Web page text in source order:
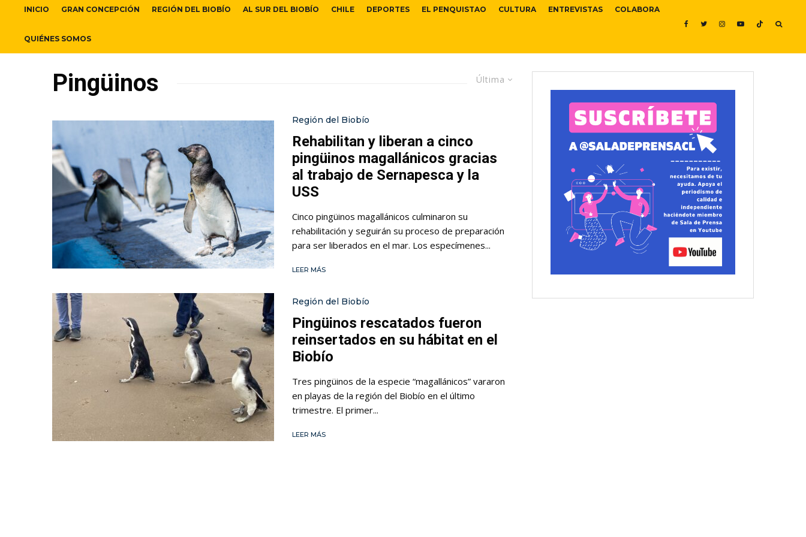
INICIO GRAN CONCEPCIÓN REGIÓN DEL BIOBÍO AL SUR DEL BIOBÍO CHILE DEPORTES EL PENQUISTAO CULTURA ENTREVISTAS COLABORA
QUIÉNES SOMOS
Última
Pingüinos
Región del Biobío
Rehabilitan y liberan a cinco
pingüinos magallánicos gracias
al trabajo de Sernapesca y la
USS
Cinco pingüinos magallánicos culminaron su
rehabilitación y seguirán su proceso de preparación
para ser liberados en el mar. Los especímenes...
LEER MÁS
Región del Biobío
Pingüinos rescatados fueron
reinsertados en su hábitat en el
Biobío
Tres pingüinos de la especie “magallánicos” vararon
en playas de la región del Biobío en el último
trimestre. El primer...
LEER MÁS